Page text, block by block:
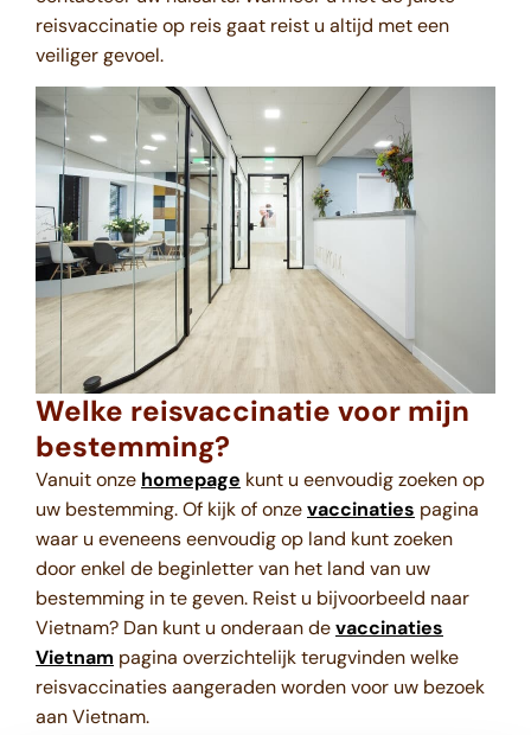
reisvaccinatie op reis gaat reist u altijd met een
veiliger gevoel.
Welke reisvaccinatie voor mijn
bestemming?
Vanuit onze homepage kunt u eenvoudig zoeken op
uw bestemming. Of kijk of onzevaccinaties pagina
waar u eveneens eenvoudig op land kunt zoeken
door enkel de beginletter van het land van uw
bestemming in te geven. Reist u bijvoorbeeld naar
Vietnam? Dan kunt u onderaan devaccinaties
Vietnam pagina overzichtelijk terugvinden welke
reisvaccinaties aangeraden worden voor uw bezoek
aan Vietnam.